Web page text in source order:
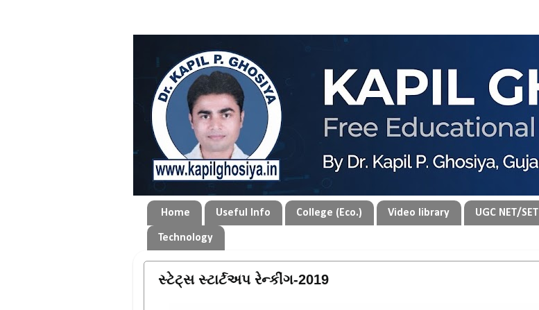
Home Useful Info College (Eco.) Video library UGC NET/SET
Technology
સ્ટેટ્સ સ્ટાર્ટઅપ રેન્કીંગ-2019